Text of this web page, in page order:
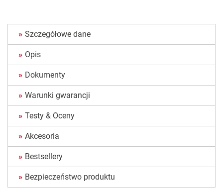
Szczegółowe dane
Opis
Dokumenty
Warunki gwarancji
Testy & Oceny
Akcesoria
Bestsellery
Bezpieczeństwo produktu